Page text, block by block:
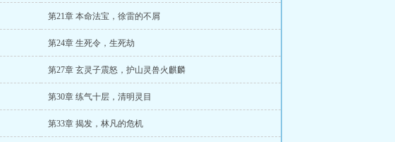
第21章 本命法宝，徐雷的不屑
第24章 生死令，生死劫
第27章 玄灵子震怒，护山灵兽火麒麟
第30章 练气十层，清明灵目
第33章 揭发，林凡的危机